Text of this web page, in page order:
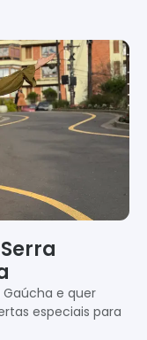
e quer
especiais para